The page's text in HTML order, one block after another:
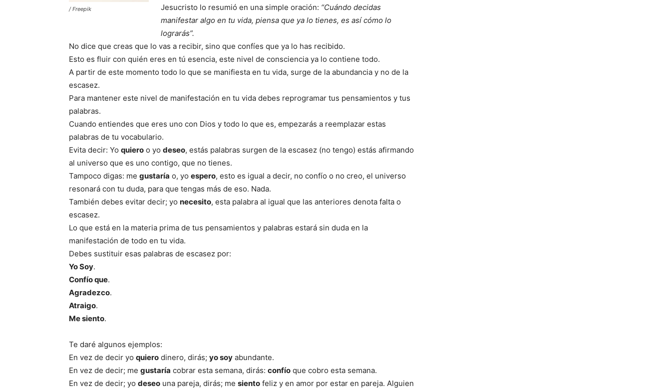
/ Freepik
Jesucristo lo resumió en una simple oración: “Cuándo decidas
manifestar algo en tu vida, piensa que ya lo tienes, es así cómo lo
lograrás”.
No dice que creas que lo vas a recibir, sino que confíes que ya lo has recibido.
Esto es fluir con quién eres en tú esencia, este nivel de consciencia ya lo contiene todo.
A partir de este momento todo lo que se manifiesta en tu vida, surge de la abundancia y no de la
escasez.
Para mantener este nivel de manifestación en tu vida debes reprogramar tus pensamientos y tus
palabras.
Cuando entiendes que eres uno con Dios y todo lo que es, empezarás a reemplazar estas
palabras de tu vocabulario.
Evita decir: Yo quiero o yo deseo, estás palabras surgen de la escasez (no tengo) estás afirmando
al universo que es uno contigo, que no tienes.
Tampoco digas: me gustaría o, yo espero, esto es igual a decir, no confío o no creo, el universo
resonará con tu duda, para que tengas más de eso. Nada.
También debes evitar decir; yo necesito, esta palabra al igual que las anteriores denota falta o
escasez.
Lo que está en la materia prima de tus pensamientos y palabras estará sin duda en la
manifestación de todo en tu vida.
Debes sustituir esas palabras de escasez por:
Yo Soy.
Confío que.
Agradezco.
Atraigo.
Me siento.
Te daré algunos ejemplos:
En vez de decir yo quiero dinero, dirás; yo soy abundante.
En vez de decir; me gustaría cobrar esta semana, dirás: confío que cobro esta semana.
En vez de decir; yo deseo una pareja, dirás; me siento feliz y en amor por estar en pareja. Alguien